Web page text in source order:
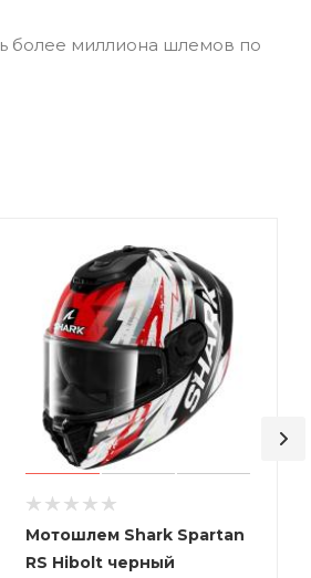
более миллиона шлемов по
Мотошлем Shark Spartan
RS Hibolt черный